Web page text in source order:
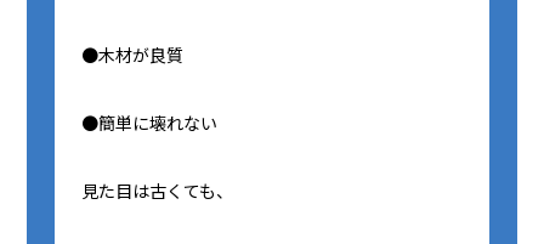
●木材が良質
●簡単に壊れない
見た目は古くても、